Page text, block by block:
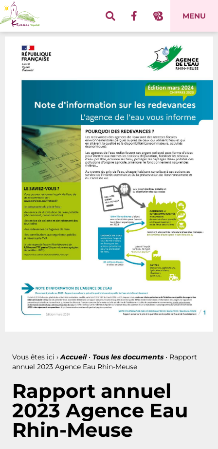
MENU
Vous êtes ici › Accueil• Tous les documents • Rapport
annuel 2023 Agence Eau Rhin-Meuse
Rapport annuel
2023 Agence Eau
Rhin-Meuse
Panneau de gestion des cookies